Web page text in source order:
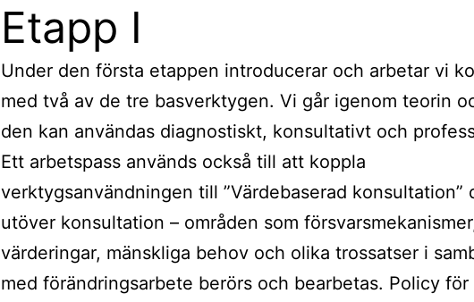
Etapp I
Under den första etappen introducerar och arbetar vi
med två av de tre basverktygen. Vi går igenom teorin
den kan användas diagnostiskt, konsultativt och
Ett arbetspass används också till att koppla
verktygsanvändningen till ”Värdebaserad konsultation”
utöver konsultation – områden som
värderingar, mänskliga behov och olika trossatser i
med förändringsarbete berörs och bearbetas. Policy för